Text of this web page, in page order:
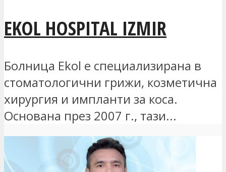
EKOL HOSPITAL IZMIR
Болница Ekol е специализирана в
стоматологични грижи, козметична
хирургия и импланти за коса.
Основана през 2007 г., тази...